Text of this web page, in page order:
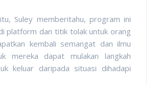
Suley memberitahu, program ini
platform dan titik tolak untuk orang
kembali semangat dan ilmu
mereka dapat mulakan langkah
keluar daripada situasi dihadapi